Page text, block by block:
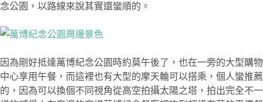
念公園，以路線來說其實還蠻順的。
因為剛好抵達萬博紀念公園時約莫午後了，也在一旁的大型購物
中心享用午餐，而這裡也有大型的摩天輪可以搭乘，個人蠻推薦
的，因為可以換個不同視角從高空拍攝太陽之塔，拍出完全不一